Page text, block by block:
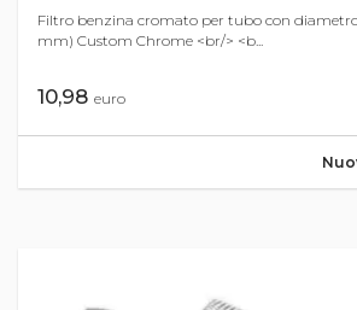
Filtro benzina cromato per tubo con
mm) Custom Chrome <br/> <b...
10,98 euro